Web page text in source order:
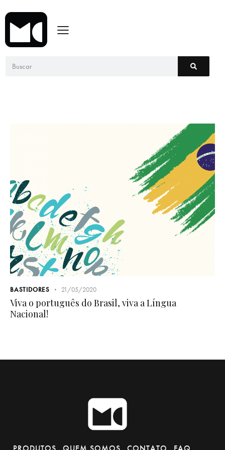
BASTIDORES 21/05/2020
Viva o português do Brasil, viva a Língua
Nacional!